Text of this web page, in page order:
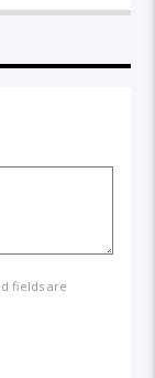
fields are